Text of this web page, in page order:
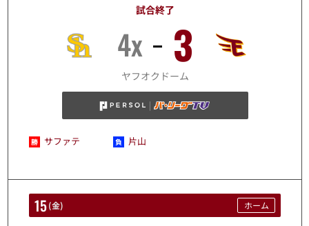
8/14
試合終了
4x 3
ヤフオクドーム
サファテ 片山
15(金) ホーム